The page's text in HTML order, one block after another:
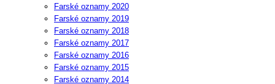
Farské oznamy 2020
Farské oznamy 2019
Farské oznamy 2018
Farské oznamy 2017
Farské oznamy 2016
Farské oznamy 2015
Farské oznamy 2014